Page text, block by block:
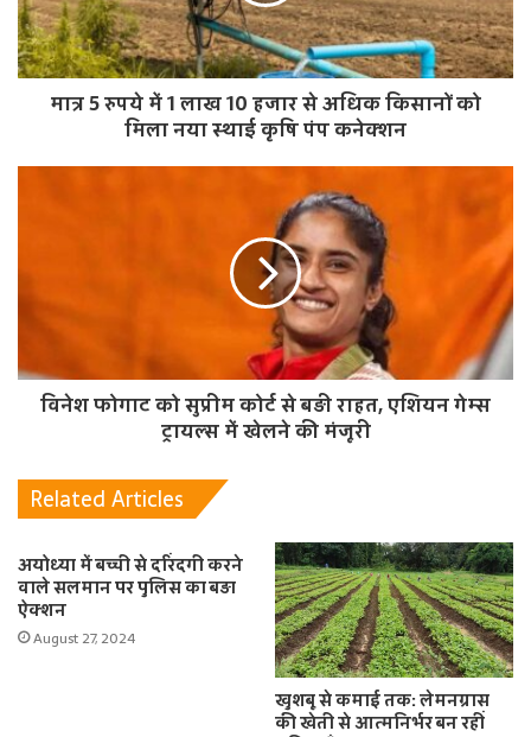
मात्र 5 रुपये में 1 लाख 10 हजार से अधिक किसानों को
मिला नया स्थाई कृषि पंप कनेक्शन
विनेश फोगाट को सुप्रीम कोर्ट से बड़ी राहत, एशियन गेम्स
ट्रायल्स में खेलने की मंजूरी
Related Articles
अयोध्या में बच्ची से दरिंदगी करने
वाले सलमान पर पुलिस का बड़ा
ऐक्शन
August 27, 2024
खुशबू से कमाई तक: लेमनग्रास
की खेती से आत्मनिर्भर बन रहीं